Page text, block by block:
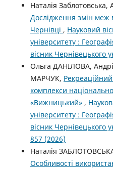
Наталія
Дослідження змін меж
Чернівці , Науковий
університету :
вісник Чернівецького
Ольга ДАНІЛОВА,
МАРЧУК,
комплекси
«Вижницький» ,
університету :
вісник Чернівецького
857 (2026)
Наталія
Особливості